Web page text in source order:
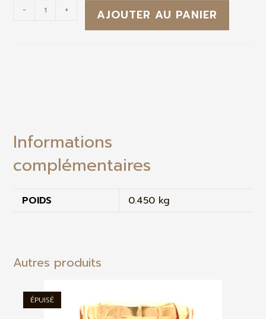
- + AJOUTER AU PANIER
Informations
complémentaires
POIDS 0.450 kg
Autres produits
ÉPUISÉ